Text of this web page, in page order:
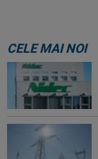
CELE MAI NOI